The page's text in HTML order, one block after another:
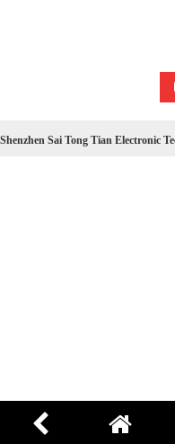
Shenzhen Sai Tong Tian Electronic